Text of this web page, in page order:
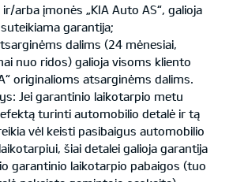
arba įmonės „KIA Auto AS“, galioja
garantija;
dalims (24 mėnesiai,
nuo ridos) galioja visoms kliento
originalioms atsarginėms dalims.
Jei garantinio laikotarpio metu
turinti automobilio detalė ir tą
vėl keisti pasibaigus automobilio
šiai detalei galioja garantija
garantinio laikotarpio pabaigos (tuo